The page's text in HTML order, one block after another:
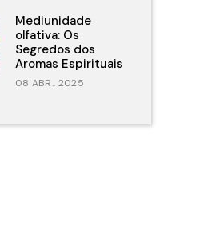
Mediunidade
olfativa: Os
Segredos dos
Aromas Espirituais
08 ABR., 2025